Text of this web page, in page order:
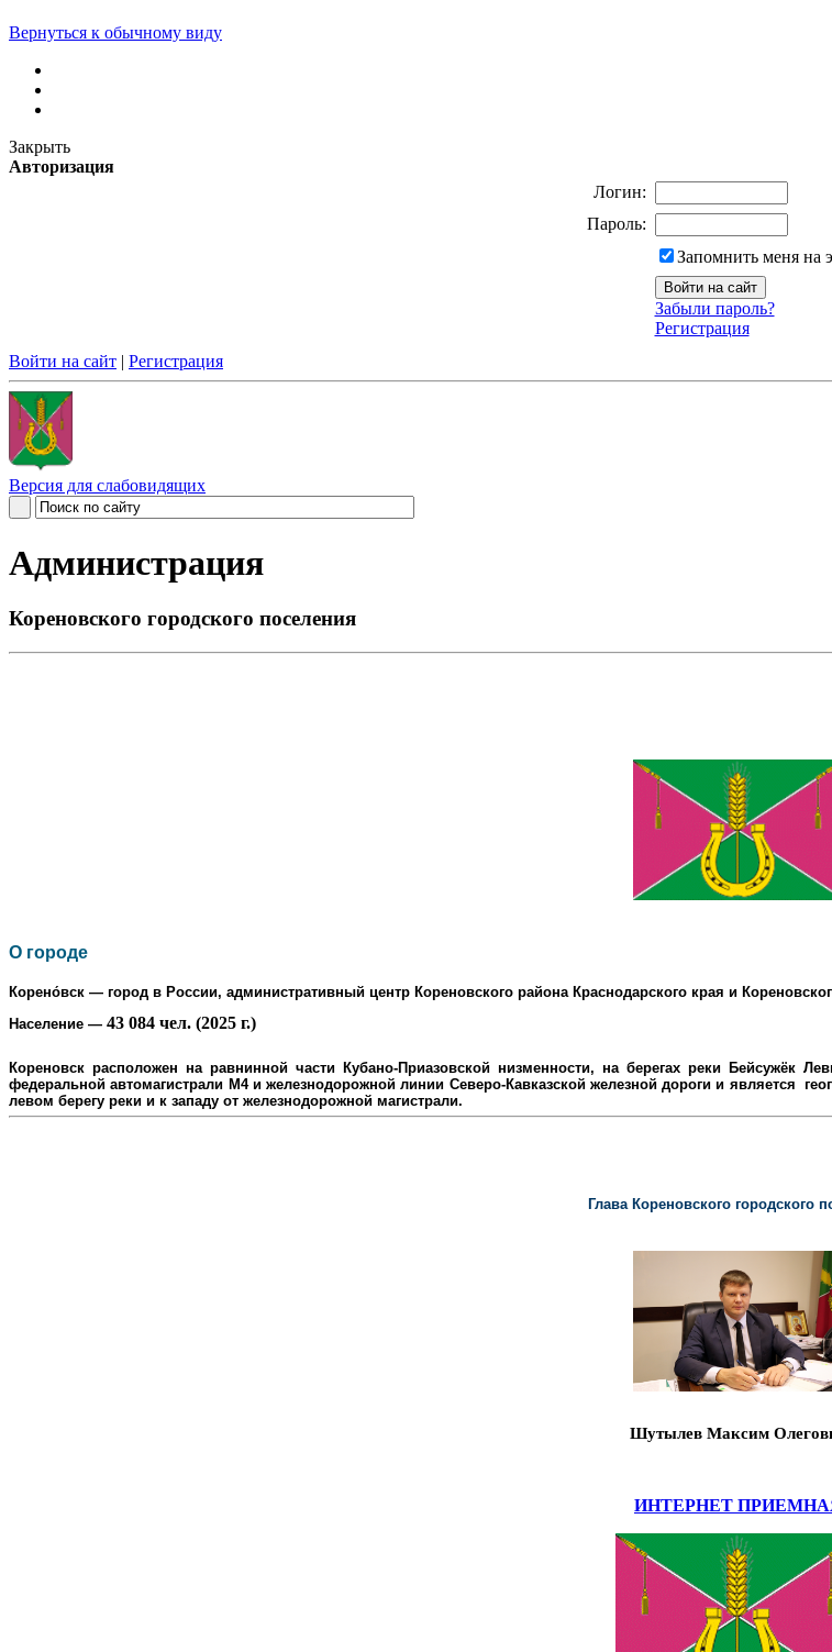
Вернуться к обычному виду
Закрыть
Авторизация
Логин:
Пароль:
Запомнить меня на
Забыли пароль?
Регистрация
Войти на сайт | Регистрация
Версия для слабовидящих
Администрация
Кореновского городского поселения
О городе
Корено́вск — город в России, административный центр Кореновского района Краснодарского края и
Население — 43 084 чел. (2025 г.)
Кореновск расположен на равнинной части Кубано-Приазовской низменности, на берегах реки Бейсужёк
федеральной автомагистрали М4 и железнодорожной линии Северо-Кавказской железной дороги и является
левом берегу реки и к западу от железнодорожной магистрали.
Глава Кореновского городского
Шутылев Максим
ИНТЕРНЕТ